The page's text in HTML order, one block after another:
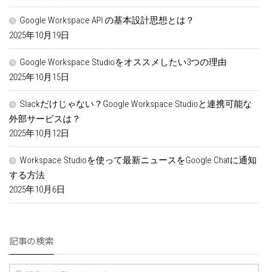
Google Workspace API の基本設計思想とは？
2025年10月19日
Google Workspace Studioをオススメしたい3つの理由
2025年10月15日
Slackだけじゃない？Google Workspace Studioと連携可能な
外部サービスは？
2025年10月12日
Workspace Studioを使って最新ニュースをGoogle Chatに通知
する方法
2025年10月6日
記事の検索